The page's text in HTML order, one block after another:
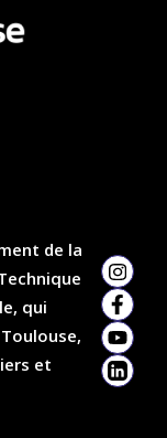
de la
qui
et